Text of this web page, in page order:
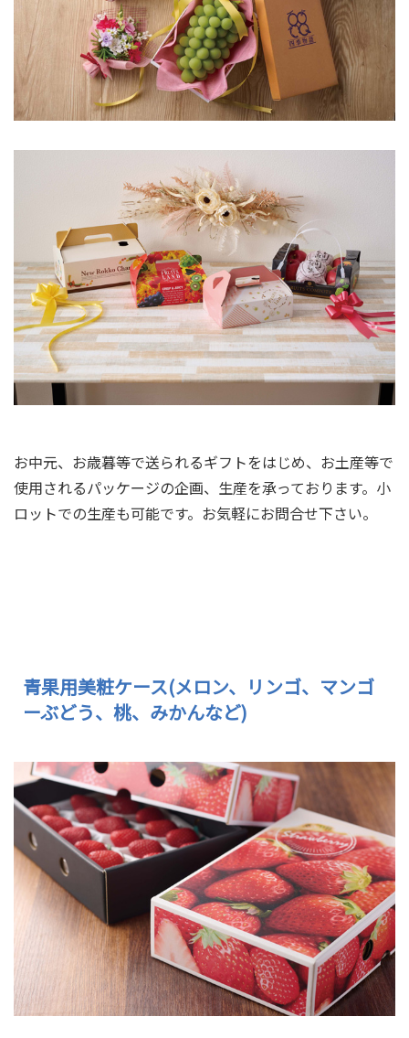
お中元、お歳暮等で送られるギフトをはじめ、お土産等で
使用されるパッケージの企画、生産を承っております。小
ロットでの生産も可能です。お気軽にお問合せ下さい。
青果用美粧ケース(メロン、リンゴ、マンゴ
ーぶどう、桃、みかんなど)